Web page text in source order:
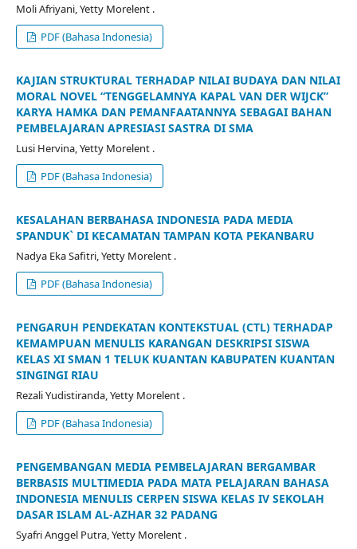
Moli Afriyani, Yetty Morelent .
PDF (Bahasa Indonesia)
KAJIAN STRUKTURAL TERHADAP NILAI BUDAYA DAN NILAI
MORAL NOVEL “TENGGELAMNYA KAPAL VAN DER WIJCK”
KARYA HAMKA DAN PEMANFAATANNYA SEBAGAI BAHAN
PEMBELAJARAN APRESIASI SASTRA DI SMA
Lusi Hervina, Yetty Morelent .
PDF (Bahasa Indonesia)
KESALAHAN BERBAHASA INDONESIA PADA MEDIA
SPANDUK` DI KECAMATAN TAMPAN KOTA PEKANBARU
Nadya Eka Safitri, Yetty Morelent .
PDF (Bahasa Indonesia)
PENGARUH PENDEKATAN KONTEKSTUAL (CTL) TERHADAP
KEMAMPUAN MENULIS KARANGAN DESKRIPSI SISWA
KELAS XI SMAN 1 TELUK KUANTAN KABUPATEN KUANTAN
SINGINGI RIAU
Rezali Yudistiranda, Yetty Morelent .
PDF (Bahasa Indonesia)
PENGEMBANGAN MEDIA PEMBELAJARAN BERGAMBAR
BERBASIS MULTIMEDIA PADA MATA PELAJARAN BAHASA
INDONESIA MENULIS CERPEN SISWA KELAS IV SEKOLAH
DASAR ISLAM AL-AZHAR 32 PADANG
Syafri Anggel Putra, Yetty Morelent .